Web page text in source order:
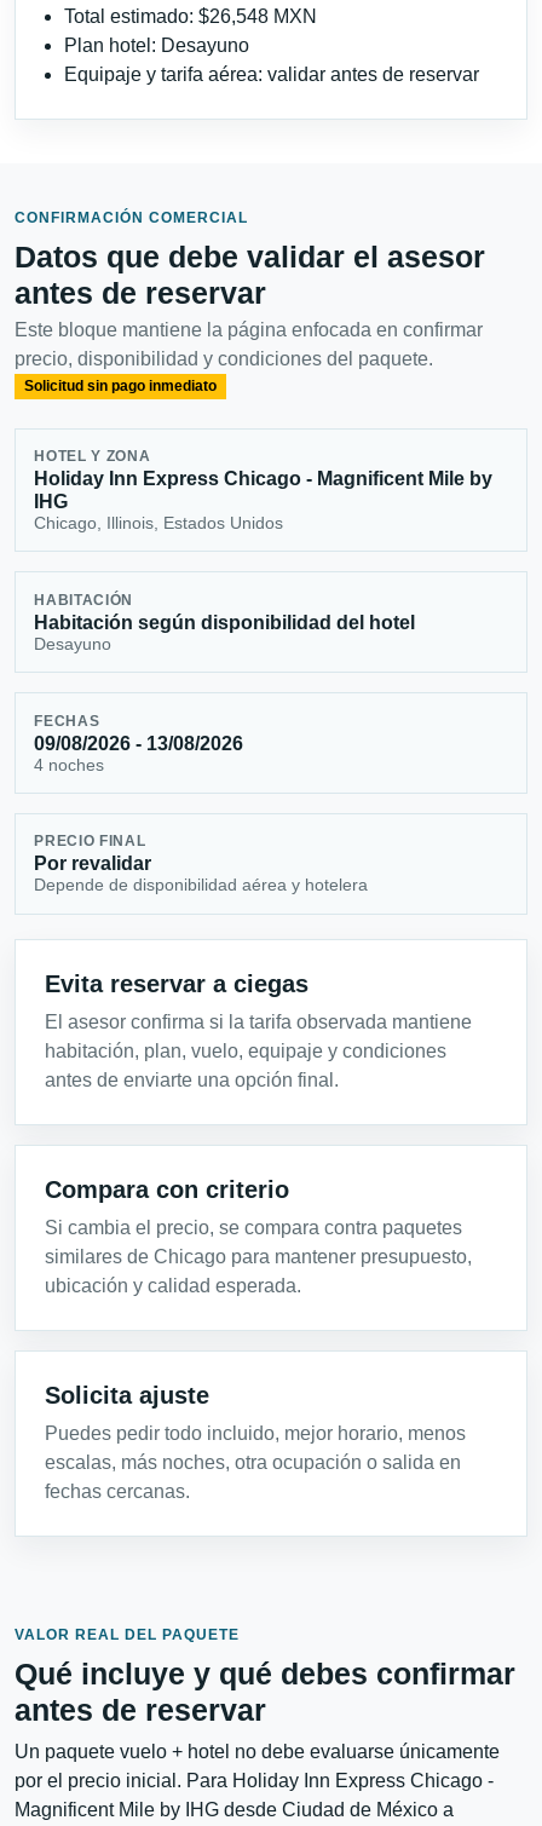
Total estimado: $26,548 MXN
Plan hotel: Desayuno
Equipaje y tarifa aérea: validar antes de reservar
CONFIRMACIÓN COMERCIAL
Datos que debe validar el asesor
antes de reservar
Este bloque mantiene la página enfocada en confirmar
precio, disponibilidad y condiciones del paquete.
Solicitud sin pago inmediato
HOTEL Y ZONA
Holiday Inn Express Chicago - Magnificent Mile by
IHG
Chicago, Illinois, Estados Unidos
HABITACIÓN
Habitación según disponibilidad del hotel
Desayuno
FECHAS
09/08/2026 - 13/08/2026
4 noches
PRECIO FINAL
Por revalidar
Depende de disponibilidad aérea y hotelera
Evita reservar a ciegas
El asesor confirma si la tarifa observada mantiene
habitación, plan, vuelo, equipaje y condiciones
antes de enviarte una opción final.
Compara con criterio
Si cambia el precio, se compara contra paquetes
similares de Chicago para mantener presupuesto,
ubicación y calidad esperada.
Solicita ajuste
Puedes pedir todo incluido, mejor horario, menos
escalas, más noches, otra ocupación o salida en
fechas cercanas.
VALOR REAL DEL PAQUETE
Qué incluye y qué debes confirmar
antes de reservar
Un paquete vuelo + hotel no debe evaluarse únicamente
por el precio inicial. Para Holiday Inn Express Chicago -
Magnificent Mile by IHG desde Ciudad de México a